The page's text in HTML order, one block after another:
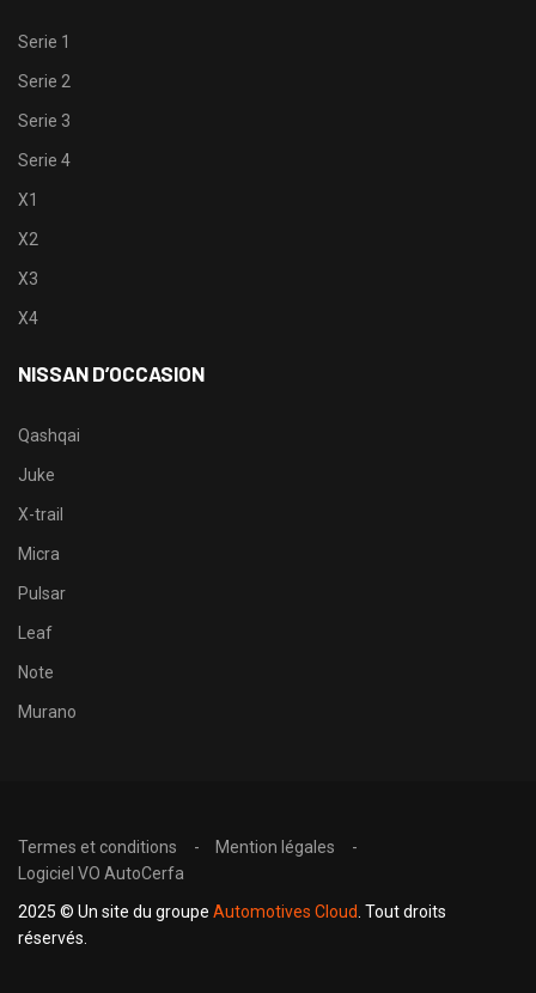
Serie 1
Serie 2
Serie 3
Serie 4
X1
X2
X3
X4
NISSAN D’OCCASION
Qashqai
Juke
X-trail
Micra
Pulsar
Leaf
Note
Murano
Termes et conditions
Mention légales
Logiciel VO AutoCerfa
2025 © Un site du groupe Automotives Cloud . Tout droits
réservés.